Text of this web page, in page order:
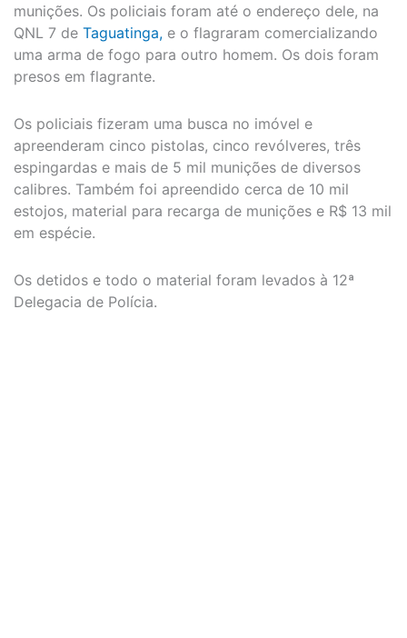
munições. Os policiais foram até o endereço dele, na
QNL 7 de Taguatinga, e o flagraram comercializando
uma arma de fogo para outro homem. Os dois foram
presos em flagrante.
Os policiais fizeram uma busca no imóvel e
apreenderam cinco pistolas, cinco revólveres, três
espingardas e mais de 5 mil munições de diversos
calibres. Também foi apreendido cerca de 10 mil
estojos, material para recarga de munições e R$ 13 mil
em espécie.
Os detidos e todo o material foram levados à 12ª
Delegacia de Polícia.